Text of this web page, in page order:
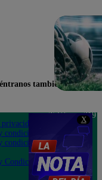
X
también en
condiciones
Condiciones
Teléfono: 219
Av. San
Felipe 968
Jesús María